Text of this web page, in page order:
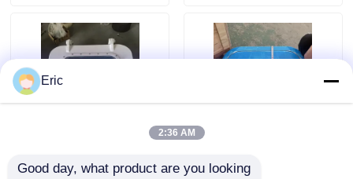
Ζητήστε ένα απόσπασμα
Company News
Θαλάσσια παράθυρα
στα πλοία
Θαλάσσιοι Αλουμινένιο κάλυμμα
Eric
2:36 AM
Good day, what product are you looking